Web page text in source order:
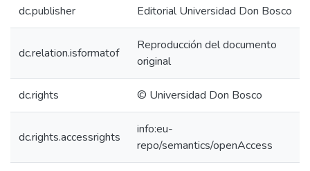
dc.publisher Editorial Universidad Don Bosco
dc.relation.isformatof
Reproducción del documento
original
dc.rights © Universidad Don Bosco
dc.rights.accessrights
info:eu-
repo/semantics/openAccess